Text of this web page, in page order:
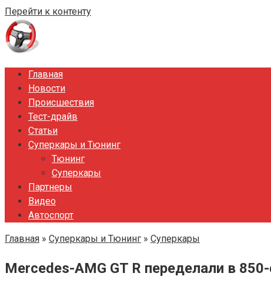
Перейти к контенту
Главная
Новости
Происшествия
Тест-драйв
Статьи
Суперкары и Тюнинг
Тюнинг
Суперкары
Партнеры
Видео
Автоспорт
Главная » Суперкары и Тюнинг » Суперкары
Mercedes-AMG GT R переделали в